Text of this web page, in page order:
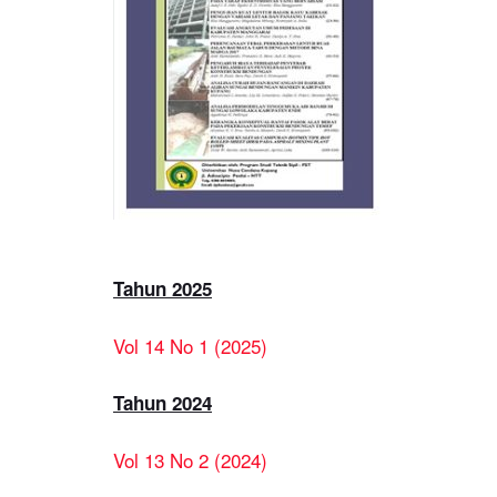
Tahun 2025
Vol 14 No 1 (2025)
Tahun 2024
Vol 13 No 2 (2024)